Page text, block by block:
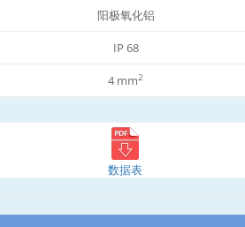
阳极氧化铝
IP 68
4 mm2
数据表